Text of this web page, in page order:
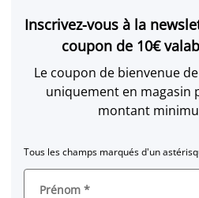
Inscrivez-vous à la
coupon de 10€
Le coupon de bienvenue
uniquement en magasin
montant
Tous les champs marqués d'un
Prénom *